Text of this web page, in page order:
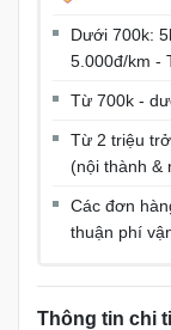
Dưới 700k:
5.000đ/km -
Từ 700k -
Từ 2 triệu
(nội thành &
Các đơn
thuận phí
Thông tin chi